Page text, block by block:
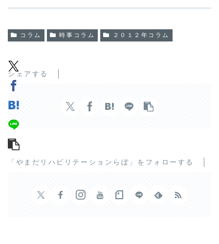
コラム 時事コラム ２０１２年コラム
シェアする
「やまだリハビリテーションらぼ」をフォローする